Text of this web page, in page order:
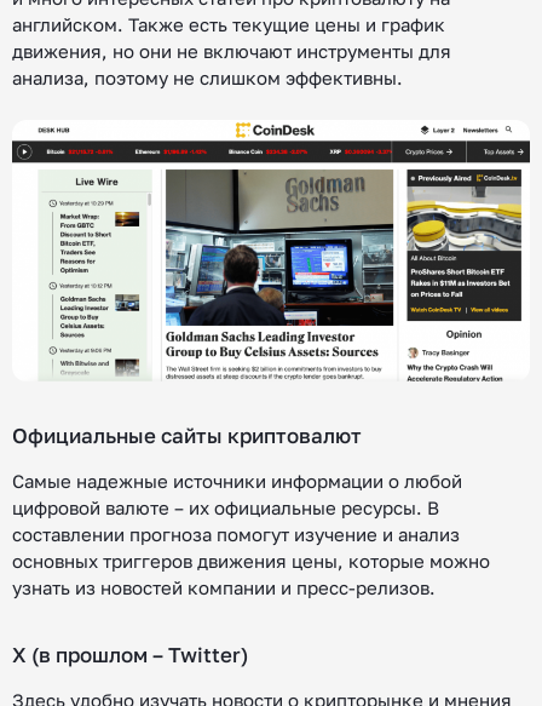
английском. Также есть текущие цены и график
движения, но они не включают инструменты для
анализа, поэтому не слишком эффективны.
Официальные сайты криптовалют
Самые надежные источники информации о любой
цифровой валюте – их официальные ресурсы. В
составлении прогноза помогут изучение и анализ
основных триггеров движения цены, которые можно
узнать из новостей компании и пресс-релизов.
X (в прошлом – Twitter)
Здесь удобно изучать новости о крипторынке и мнения